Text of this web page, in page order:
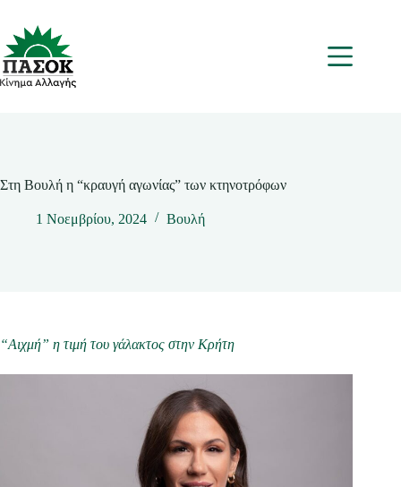
περιεχόμενο
Μενου
Στη Βουλή η “κραυγή αγωνίας” των κτηνοτρόφων
1 Νοεμβρίου, 2024 Βουλή
“Αιχμή” η τιμή του γάλακτος στην Κρήτη